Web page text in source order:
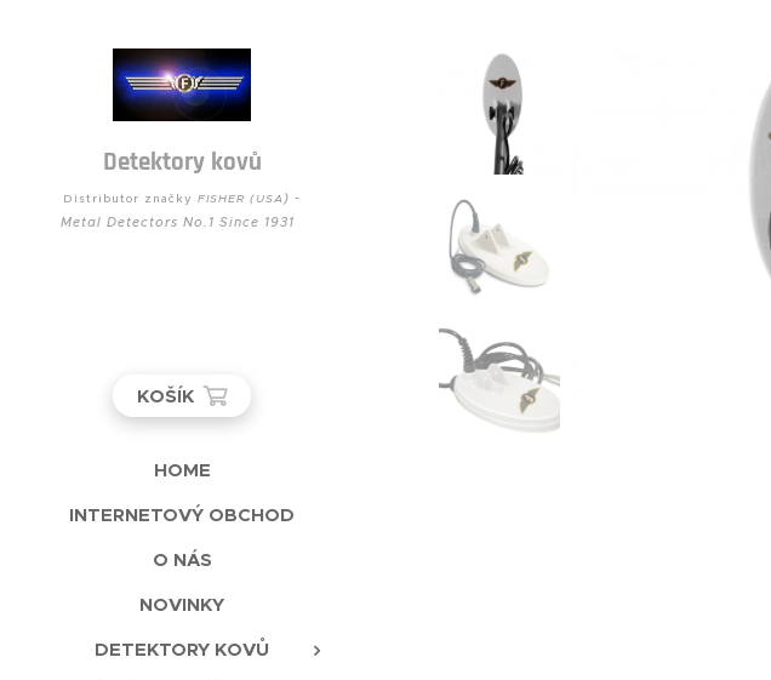
Detektory kovů
Distributor značky FISHER (USA) -
Metal Detectors No.1 Since 1931
KOŠÍK
HOME
INTERNETOVÝ OBCHOD
O NÁS
NOVINKY
DETEKTORY KOVŮ